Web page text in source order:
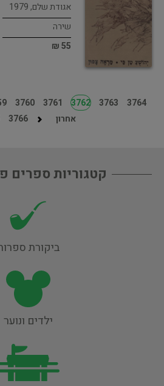
אגודת שלם, 1979
שירה
55 ₪
3760 3761 3762 3763
3764
3766 אחרון
קטגוריות ספרים
ביקורת
ילדים ונוער